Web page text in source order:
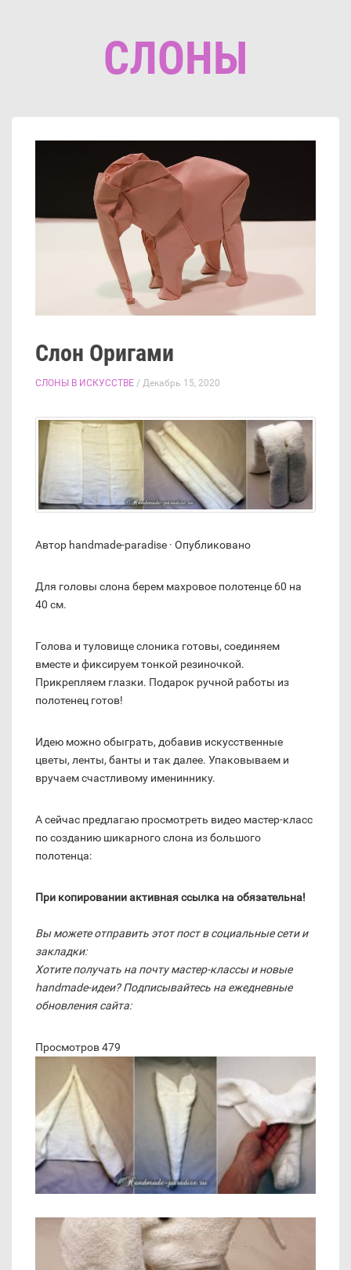
СЛОНЫ
Слон Оригами
СЛОНЫ В ИСКУССТВЕ / Декабрь 15, 2020
Автор handmade-paradise · Опубликовано
Для головы слона берем махровое полотенце 60 на
40 см.
Голова и туловище слоника готовы, соединяем
вместе и фиксируем тонкой резиночкой.
Прикрепляем глазки. Подарок ручной работы из
полотенец готов!
Идею можно обыграть, добавив искусственные
цветы, ленты, банты и так далее. Упаковываем и
вручаем счастливому имениннику.
А сейчас предлагаю просмотреть видео мастер-класс
по созданию шикарного слона из большого
полотенца:
При копировании активная ссылка на обязательна!
Вы можете отправить этот пост в социальные сети и
закладки:
Хотите получать на почту мастер-классы и новые
handmade-идеи? Подписывайтесь на ежедневные
обновления сайта:
Просмотров 479